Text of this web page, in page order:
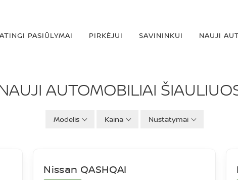
PASIŪLYMAI PIRKĖJUI SAVININKUI NAUJI
AUTOMOBILIAI
Modelis Kaina Nustatymai
Nissan QASHQAI